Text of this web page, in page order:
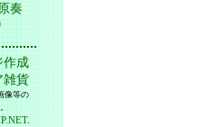
奏
作成
雑貨
像等の
.